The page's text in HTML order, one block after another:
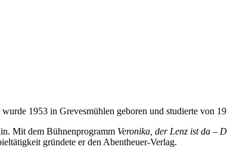
1953 in Grevesmühlen geboren und studierte von
Mit dem Bühnenprogramm Veronika, der Lenz ist da –
gründete er den Abentheuer-Verlag.